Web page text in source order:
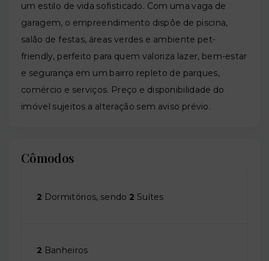
um estilo de vida sofisticado. Com uma vaga de
garagem, o empreendimento dispõe de piscina,
salão de festas, áreas verdes e ambiente pet-
friendly, perfeito para quem valoriza lazer, bem-estar
e segurança em um bairro repleto de parques,
comércio e serviços. Preço e disponibilidade do
imóvel sujeitos a alteração sem aviso prévio.
Cômodos
2 Dormitórios, sendo 2 Suítes
2 Banheiros